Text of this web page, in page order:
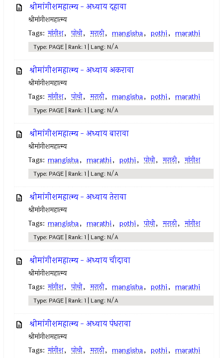
श्रीमांगीशमहात्म्य - अध्याय दहावा
श्रीमांगीशमहात्म्य
Tags: मांगीश, पोथी, मराठी, mangisha, pothi, marathi
Type: PAGE | Rank: 1 | Lang: N/A
श्रीमांगीशमहात्म्य - अध्याय अकरावा
श्रीमांगीशमहात्म्य
Tags: मांगीश, पोथी, मराठी, mangisha, pothi, marathi
Type: PAGE | Rank: 1 | Lang: N/A
श्रीमांगीशमहात्म्य - अध्याय बारावा
श्रीमांगीशमहात्म्य
Tags: mangisha, marathi, pothi, पोथी, मराठी, मांगीश
Type: PAGE | Rank: 1 | Lang: N/A
श्रीमांगीशमहात्म्य - अध्याय तेरावा
श्रीमांगीशमहात्म्य
Tags: mangisha, marathi, pothi, पोथी, मराठी, मांगीश
Type: PAGE | Rank: 1 | Lang: N/A
श्रीमांगीशमहात्म्य - अध्याय चौदावा
श्रीमांगीशमहात्म्य
Tags: मांगीश, पोथी, मराठी, mangisha, pothi, marathi
Type: PAGE | Rank: 1 | Lang: N/A
श्रीमांगीशमहात्म्य - अध्याय पंधरावा
श्रीमांगीशमहात्म्य
Tags: मांगीश, पोथी, मराठी, mangisha, pothi, marathi